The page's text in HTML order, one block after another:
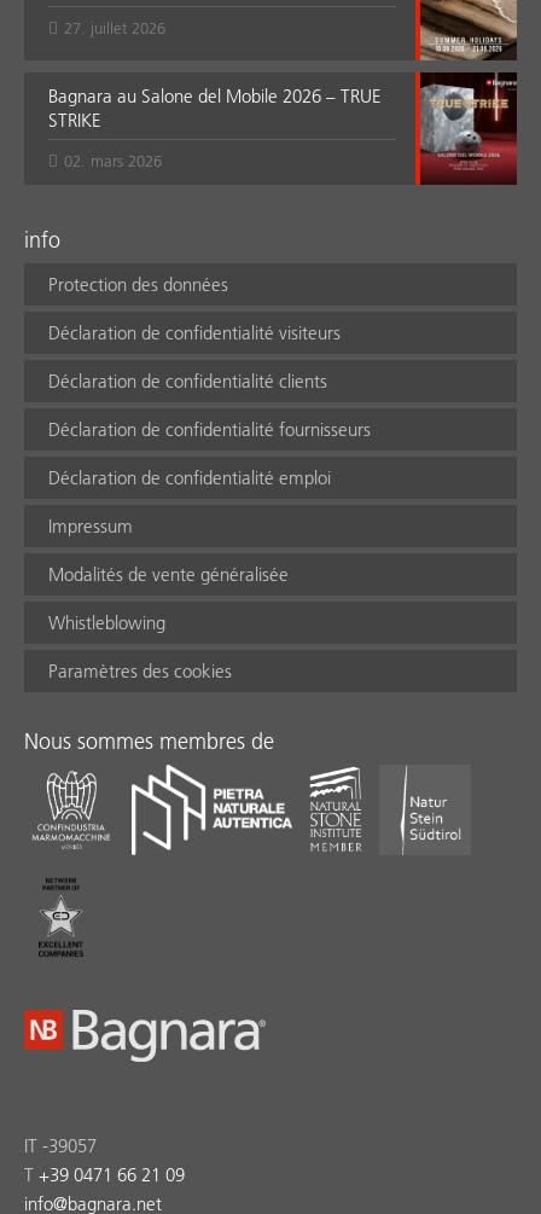
27. juillet 2026
Bagnara au Salone del Mobile 2026 – TRUE
STRIKE
02. mars 2026
info
Protection des données
Déclaration de confidentialité visiteurs
Déclaration de confidentialité clients
Déclaration de confidentialité fournisseurs
Déclaration de confidentialité emploi
Impressum
Modalités de vente généralisée
Whistleblowing
Paramètres des cookies
Nous sommes membres de
IT -39057
T +39 0471 66 21 09
info@bagnara.net